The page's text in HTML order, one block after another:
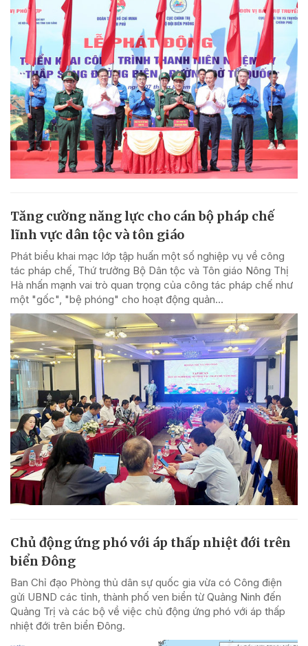
Tăng cường năng lực cho cán bộ pháp chế
lĩnh vực dân tộc và tôn giáo
Phát biểu khai mạc lớp tập huấn một số nghiệp vụ về công
tác pháp chế, Thứ trưởng Bộ Dân tộc và Tôn giáo Nông Thị
Hà nhấn mạnh vai trò quan trọng của công tác pháp chế như
một "gốc", "bệ phóng" cho hoạt động quản...
Chủ động ứng phó với áp thấp nhiệt đới trên
biển Đông
Ban Chỉ đạo Phòng thủ dân sự quốc gia vừa có Công điện
gửi UBND các tỉnh, thành phố ven biển từ Quảng Ninh đến
Quảng Trị và các bộ về việc chủ động ứng phó với áp thấp
nhiệt đới trên biển Đông.